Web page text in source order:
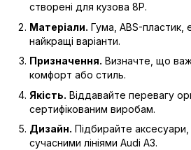
створені для кузова 8P.
Матеріали. Гума, ABS-пластик,
найкращі варіанти.
Призначення. Визначте, що
комфорт або стиль.
Якість. Віддавайте перевагу
сертифікованим виробам.
Дизайн. Підбирайте
сучасними лініями Audi A3.